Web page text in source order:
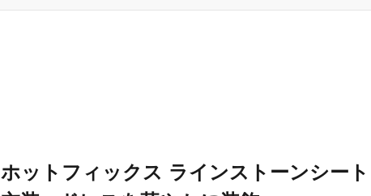
ホットフィックス ラインストーンシー